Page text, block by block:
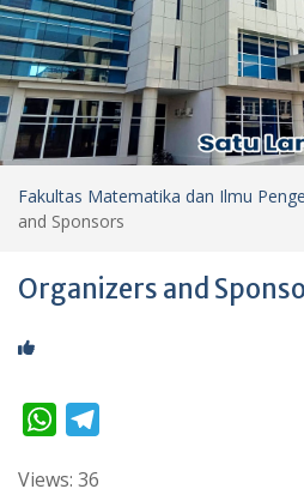
Fakultas Matematika dan Ilmu
and Sponsors
Organizers and
W
a
Views: 36